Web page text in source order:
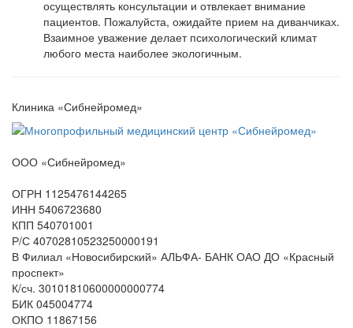
осуществлять консультации и отвлекает внимание
пациентов. Пожалуйста, ожидайте прием на диванчиках.
Взаимное уважение делает психологический климат
любого места наиболее экологичным.
Клиника «Сибнейромед»
ООО «Сибнейромед»
ОГРН 1125476144265
ИНН 5406723680
КПП 540701001
Р/С 40702810523250000191
В Филиал «Новосибирский» АЛЬФА- БАНК ОАО ДО «Красный
проспект»
К/сч. 30101810600000000774
БИК 045004774
ОКПО 11867156